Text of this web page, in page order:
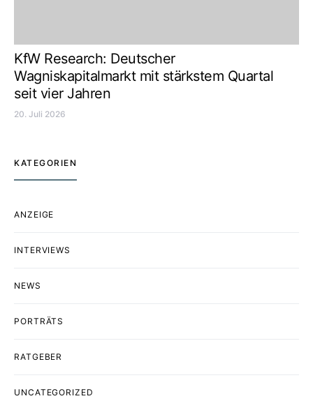
KfW Research: Deutscher
Wagniskapitalmarkt mit stärkstem Quartal
seit vier Jahren
20. Juli 2026
KATEGORIEN
ANZEIGE
INTERVIEWS
NEWS
PORTRÄTS
RATGEBER
UNCATEGORIZED